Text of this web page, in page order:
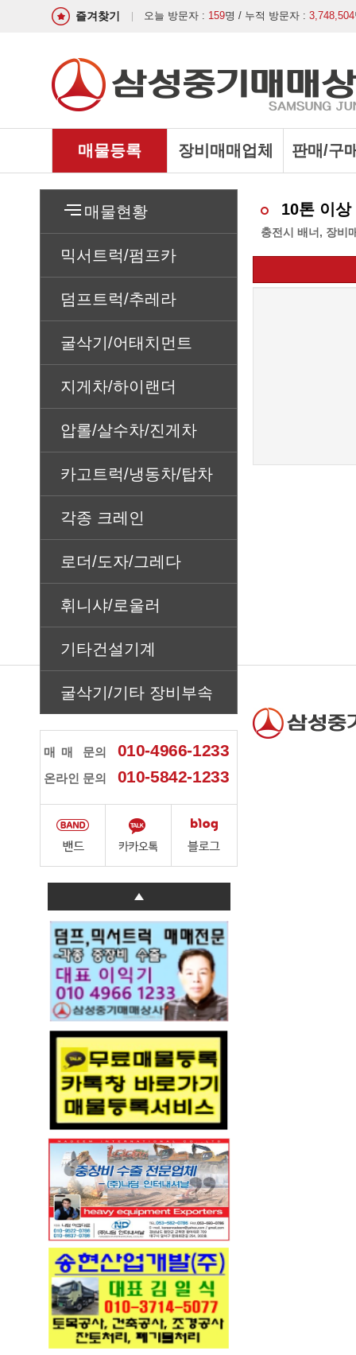
즐겨찾기 오늘 방문자 : 159명 / 누적 방문자 : 3,748,504
매물등록 장비매매업체 판매/구
매물현황
믹서트럭/펌프카
덤프트럭/추레라
굴삭기/어태치먼트
지게차/하이랜더
압롤/살수차/진게차
카고트럭/냉동차/탑차
각종 크레인
로더/도자/그레다
휘니샤/로울러
기타건설기계
굴삭기/기타 장비부속
매매 문의 010-4966-1233
온라인 문의 010-5842-1233
10톤 이상
충전시 배너, 장비